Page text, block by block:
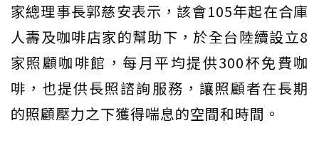
家總理事長郭慈安表示，該會105年起在合庫
人壽及咖啡店家的幫助下，於全台陸續設立8
家照顧咖啡館，每月平均提供300杯免費咖
啡，也提供長照諮詢服務，讓照顧者在長期
的照顧壓力之下獲得喘息的空間和時間。